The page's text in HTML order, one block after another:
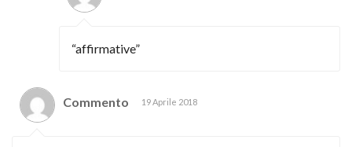
“affirmative”
Commento 19 Aprile 2018